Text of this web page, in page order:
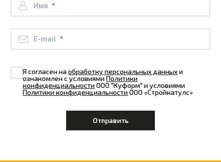
Имя
E-mail
Я согласен наобработку персональных данныхи
ознакомлен с условиямиПолитики
конфиденциальностиООО "Куформ" и условиями
Политики конфиденциальностиООО «Стройкатулс»